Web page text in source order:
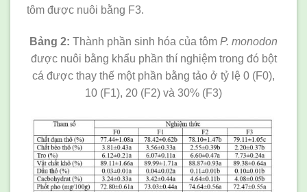
tôm được nuôi bằng F3.
Bảng 2: Thành phần sinh hóa của tôm P. monodon
được nuôi bằng khẩu phần thí nghiệm trong đó bột
cá được thay thế một phần bằng tảo ở tỷ lệ 0 (F0),
10 (F1), 20 (F2) và 30% (F3)